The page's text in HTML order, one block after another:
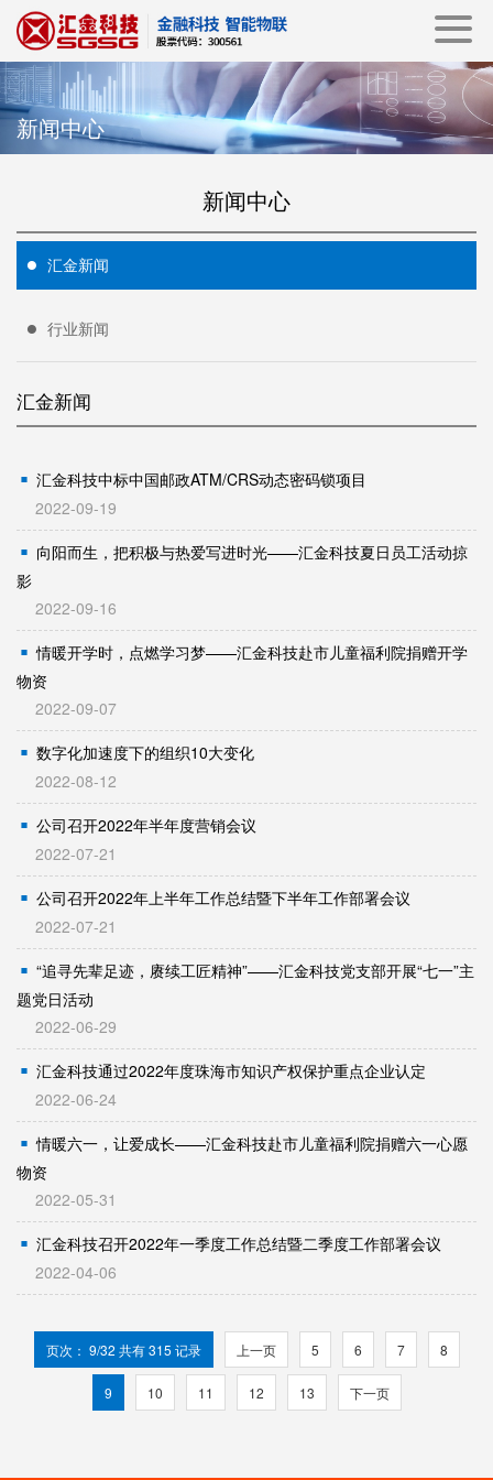
新闻中心
新闻中心
汇金新闻
行业新闻
汇金新闻
汇金科技中标中国邮政ATM/CRS动态密码锁项目
2022-09-19
向阳而生，把积极与热爱写进时光——汇金科技夏日员工活动掠
影
2022-09-16
情暖开学时，点燃学习梦——汇金科技赴市儿童福利院捐赠开学
物资
2022-09-07
数字化加速度下的组织10大变化
2022-08-12
公司召开2022年半年度营销会议
2022-07-21
公司召开2022年上半年工作总结暨下半年工作部署会议
2022-07-21
“追寻先辈足迹，赓续工匠精神”——汇金科技党支部开展“七一”主
题党日活动
2022-06-29
汇金科技通过2022年度珠海市知识产权保护重点企业认定
2022-06-24
情暖六一，让爱成长——汇金科技赴市儿童福利院捐赠六一心愿
物资
2022-05-31
汇金科技召开2022年一季度工作总结暨二季度工作部署会议
2022-04-06
页次： 9/32 共有 315 记录 上一页 5 6 7 8
9 10 11 12 13 下一页